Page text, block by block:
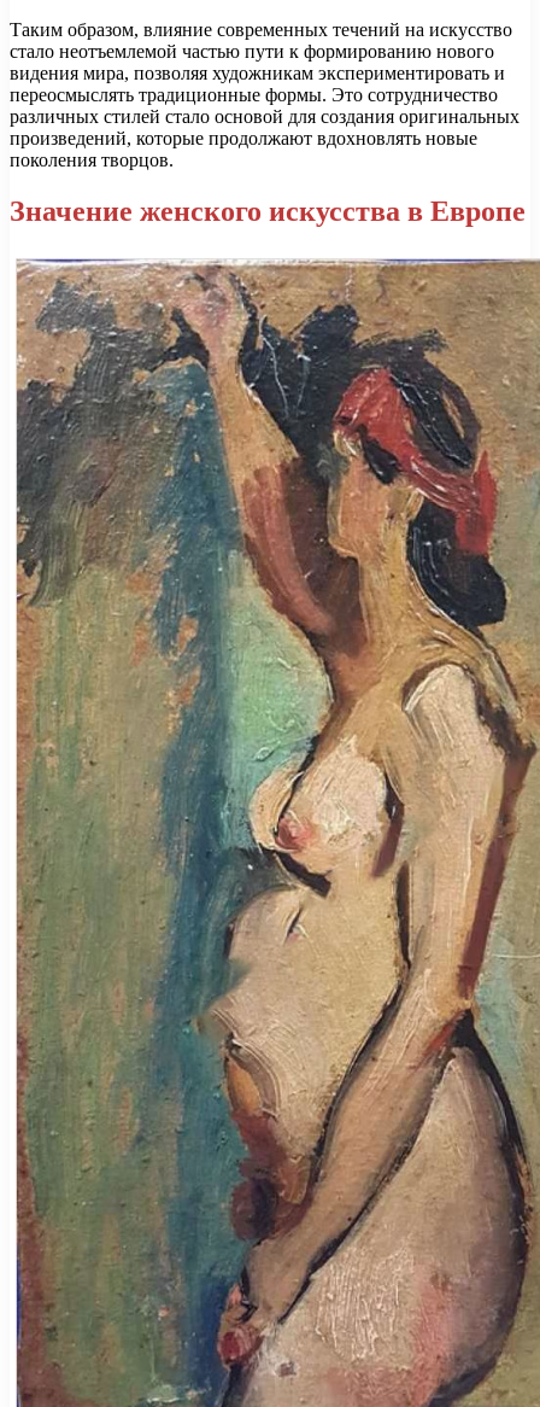
Таким образом, влияние современных течений на искусство
стало неотъемлемой частью пути к формированию нового
видения мира, позволяя художникам экспериментировать и
переосмыслять традиционные формы. Это сотрудничество
различных стилей стало основой для создания оригинальных
произведений, которые продолжают вдохновлять новые
поколения творцов.
Значение женского искусства в Европе